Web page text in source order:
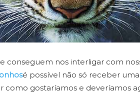
conseguem nos interligar com
é possível não só receber
gostaríamos e deveríamos